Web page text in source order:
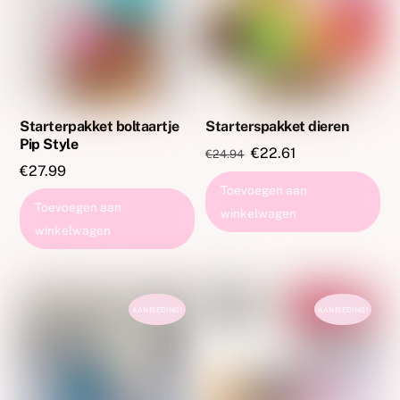
Starterpakket boltaartje
Pip Style
€27.99
Toevoegen aan
winkelwagen
Starterspakket dieren
€24.94 Oorspronkelijke
prijs
was:
€24.94.
€22.61
prijs
is:
Toevoegen aan
winkelwagen
AANBIEDING! AANBIEDING!